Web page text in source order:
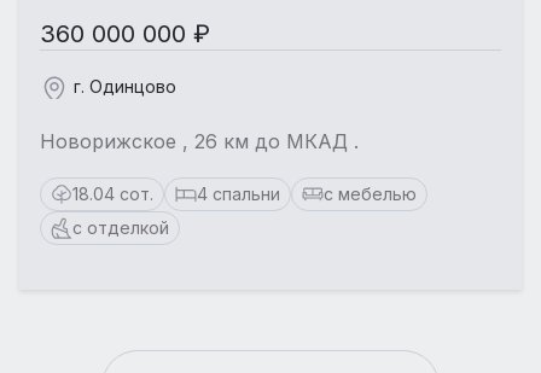
360 000 000 ₽
г. Одинцово
Новорижское , 26 км до МКАД .
18.04 сот. 4 спальни
с мебелью
с отделкой